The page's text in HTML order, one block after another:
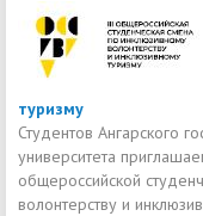
туризму
Студентов Ангарского
университета
общероссийской
волонтерству и